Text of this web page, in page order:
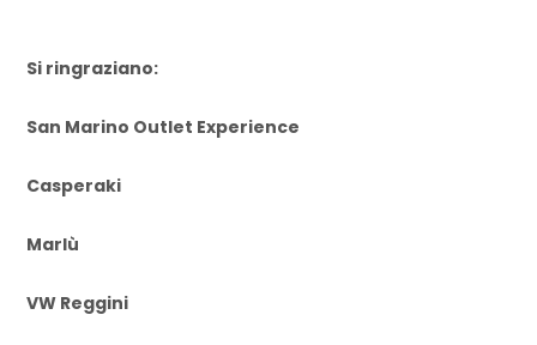
Si ringraziano:
San Marino Outlet Experience
Casperaki
Marlù
VW Reggini